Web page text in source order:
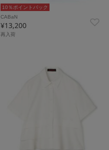
10％ポイントバック
CABaN
¥13,200
再入荷